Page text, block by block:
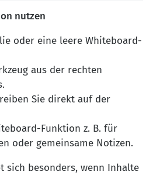
nutzen
oder eine leere Whiteboard-
aus der rechten
Sie direkt auf der
Funktion z. B. für
oder gemeinsame Notizen.
sich besonders, wenn Inhalte